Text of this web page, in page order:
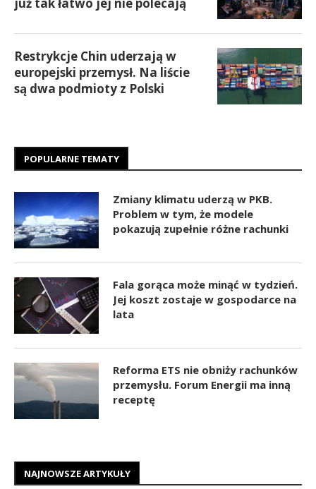
Restrykcje Chin uderzają w
europejski przemysł. Na liście
są dwa podmioty z Polski
POPULARNE TEMATY
Zmiany klimatu uderzą w PKB.
Problem w tym, że modele
pokazują zupełnie różne rachunki
Fala gorąca może minąć w tydzień.
Jej koszt zostaje w gospodarce na
lata
Reforma ETS nie obniży rachunków
przemysłu. Forum Energii ma inną
receptę
NAJNOWSZE ARTYKUŁY